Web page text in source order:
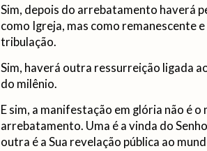
Sim, depois do arrebatamento haverá
como Igreja, mas como remanescente
tribulação.
Sim, haverá outra ressurreição ligada
do milênio.
E sim, a manifestação em glória não é
arrebatamento. Uma é a vinda do
outra é a Sua revelação pública ao